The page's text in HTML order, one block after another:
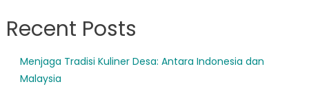
Recent Posts
Menjaga Tradisi Kuliner Desa: Antara Indonesia dan
Malaysia